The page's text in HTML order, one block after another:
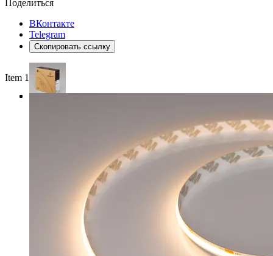
Поделиться
ВКонтакте
Telegram
Скопировать ссылку
Item 1 of 4